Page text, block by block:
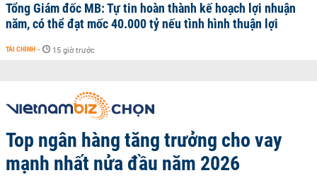
Tổng Giám đốc MB: Tự tin hoàn thành kế hoạch lợi nhuận
năm, có thể đạt mốc 40.000 tỷ nếu tình hình thuận lợi
TÀI CHÍNH - 15 giờ trước
Top ngân hàng tăng trưởng cho vay
mạnh nhất nửa đầu năm 2026